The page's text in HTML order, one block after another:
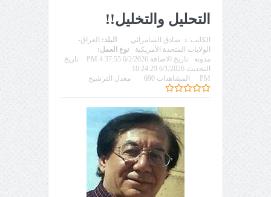
التحليل والتخليل!!
الكاتب: د. صادق السامرائي البلد: العراق-
الولايات المتحدة الأمريكية
نوع العمل:
مدونة
تاريخ الاضافة 6/2/2026 4:37:55 PM
تاريخ
التحديث 6/1/2026 10:24:29
PM
المشاهدات 690 معدل الترشيح